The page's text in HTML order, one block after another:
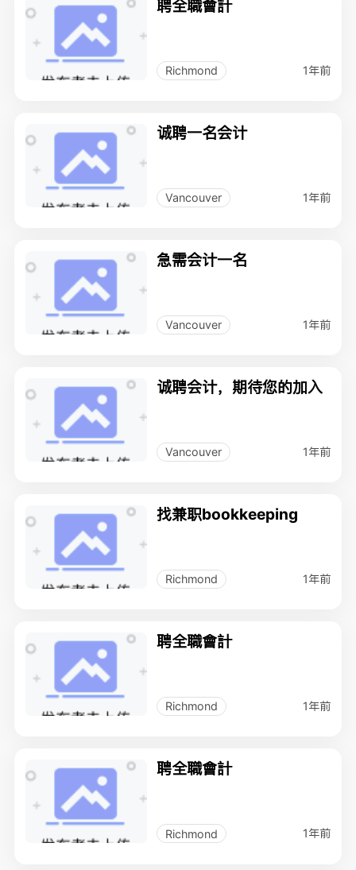
聘全職會計
Richmond 1年前
诚聘一名会计
Vancouver 1年前
急需会计一名
Vancouver 1年前
诚聘会计，期待您的加入
Vancouver 1年前
找兼职bookkeeping
Richmond 1年前
聘全職會計
Richmond 1年前
聘全職會計
Richmond 1年前